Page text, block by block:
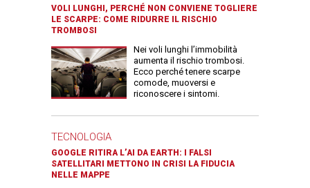
VOLI LUNGHI, PERCHÉ NON CONVIENE TOGLIERE
LE SCARPE: COME RIDURRE IL RISCHIO
TROMBOSI
Nei voli lunghi l’immobilità
aumenta il rischio trombosi.
Ecco perché tenere scarpe
comode, muoversi e
riconoscere i sintomi.
TECNOLOGIA
GOOGLE RITIRA L’AI DA EARTH: I FALSI
SATELLITARI METTONO IN CRISI LA FIDUCIA
NELLE MAPPE